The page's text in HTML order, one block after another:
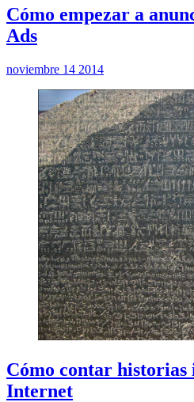
Cómo empezar a
Ads
noviembre 14 2014
Cómo contar historias
Internet